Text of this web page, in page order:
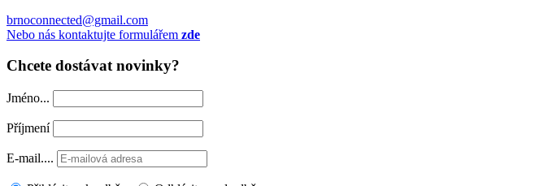
brnoconnected@gmail.com
Nebo nás kontaktujte formulářem zde
Chcete dostávat novinky?
Jméno...
Příjmení
E-mail....